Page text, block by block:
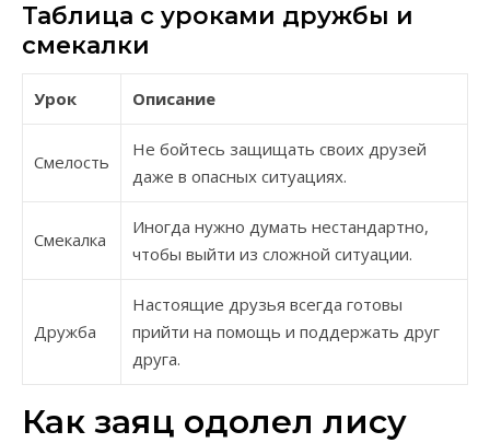
Таблица с уроками дружбы и
смекалки
Урок Описание
Смелость
Не бойтесь защищать своих друзей
даже в опасных ситуациях.
Смекалка
Иногда нужно думать нестандартно,
чтобы выйти из сложной ситуации.
Дружба
Настоящие друзья всегда готовы
прийти на помощь и поддержать друг
друга.
Как заяц одолел лису